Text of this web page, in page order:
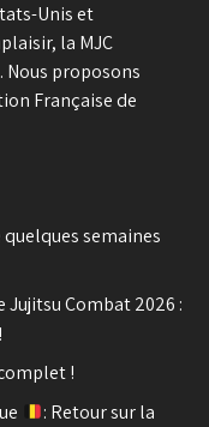
Unis et
la MJC
Nous proposons
Française de
quelques semaines
Jujitsu Combat 2026 :
!
: Retour sur la